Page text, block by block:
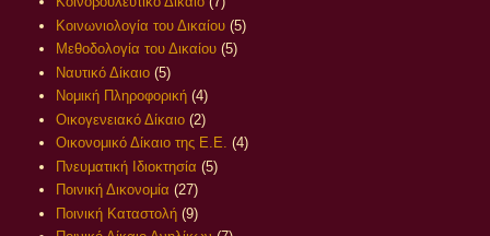
Κοινωνιολογία του Δικαίου (5)
Μεθοδολογία του Δικαίου (5)
Ναυτικό Δίκαιο (5)
Νομική Πληροφορική (4)
Οικογενειακό Δίκαιο (2)
Οικονομικό Δίκαιο της Ε.Ε. (4)
Πνευματική Ιδιοκτησία (5)
Ποινική Δικονομία (27)
Ποινική Καταστολή (9)